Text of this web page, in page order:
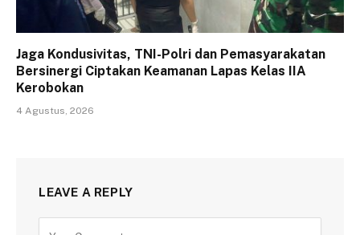
Jaga Kondusivitas, TNI-Polri dan Pemasyarakatan
Bersinergi Ciptakan Keamanan Lapas Kelas IIA
Kerobokan
4 Agustus, 2026
LEAVE A REPLY